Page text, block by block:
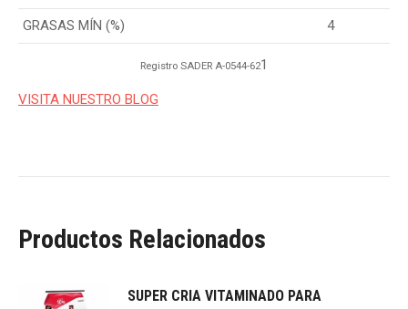
GRASAS MÍN (%) 4
Registro SADER A-0544-621
VISITA NUESTRO BLOG
Productos Relacionados
SUPER CRIA VITAMINADO PARA